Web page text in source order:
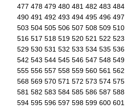
477 478 479 480 481 482 483 484
490 491 492 493 494 495 496 497
503 504 505 506 507 508 509 510
516 517 518 519 520 521 522 523
529 530 531 532 533 534 535 536
542 543 544 545 546 547 548 549
555 556 557 558 559 560 561 562
568 569 570 571 572 573 574 575
581 582 583 584 585 586 587 588
594 595 596 597 598 599 600 601